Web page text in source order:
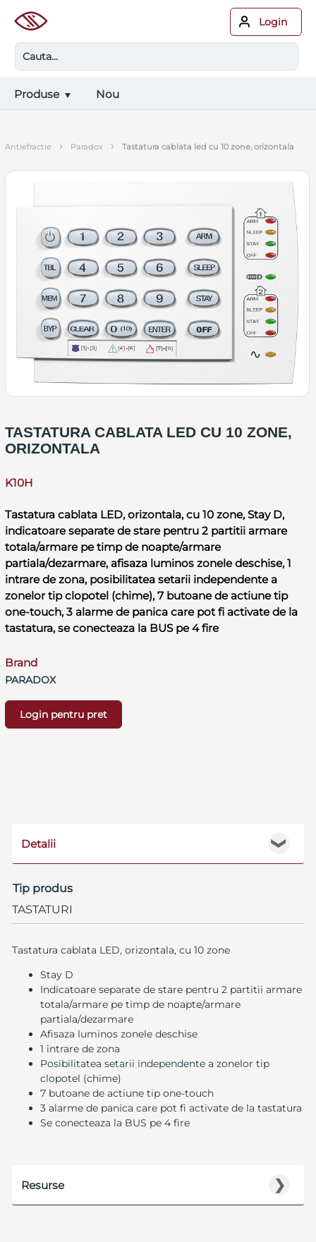
Login
Produse Nou
antiefractie › paradox › tastatura cablata led cu 10 zone, orizontala
TASTATURA CABLATA LED CU 10 ZONE,
ORIZONTALA
K10H
Tastatura cablata LED, orizontala, cu 10 zone, Stay D,
indicatoare separate de stare pentru 2 partitii armare
totala/armare pe timp de noapte/armare
partiala/dezarmare, afisaza luminos zonele deschise, 1
intrare de zona, posibilitatea setarii independente a
zonelor tip clopotel (chime), 7 butoane de actiune tip
one-touch, 3 alarme de panica care pot fi activate de la
tastatura, se conecteaza la BUS pe 4 fire
Brand
PARADOX
Login pentru pret
❯
Detalii
Tip produs
TASTATURI
Tastatura cablata LED, orizontala, cu 10 zone
Stay D
Indicatoare separate de stare pentru 2 partitii armare
totala/armare pe timp de noapte/armare
partiala/dezarmare
Afisaza luminos zonele deschise
1 intrare de zona
Posibilitatea setarii independente a zonelor tip
clopotel (chime)
7 butoane de actiune tip one-touch
3 alarme de panica care pot fi activate de la tastatura
Se conecteaza la BUS pe 4 fire
❯
Resurse